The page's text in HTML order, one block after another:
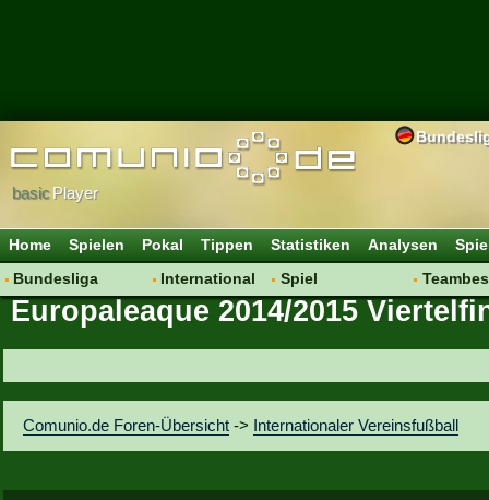
basicPlayer
Home Spielen Pokal Tippen Statistiken Analysen
Bundesliga
Hot News
Vereinsdiskussion
Vereinsfragen
International
Vereine
Spiel
Regeln & Tipps
Europaleaque 2014/2015
Comunio.de Foren-Übersicht -> Internationaler Vereinsfußball